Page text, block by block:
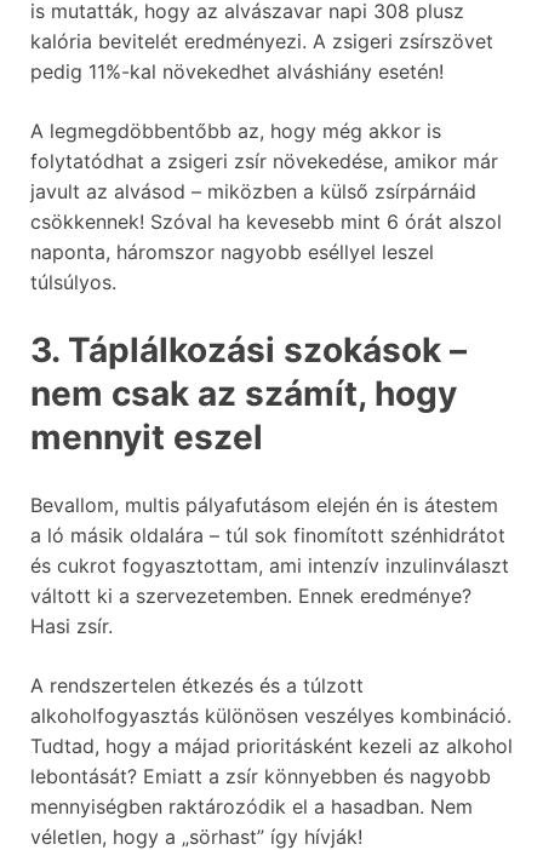
is mutatták, hogy az alvászavar napi 308 plusz
kalória bevitelét eredményezi. A zsigeri zsírszövet
pedig 11%-kal növekedhet alváshiány esetén!
A legmegdöbbentőbb az, hogy még akkor is
folytatódhat a zsigeri zsír növekedése, amikor már
javult az alvásod – miközben a külső zsírpárnáid
csökkennek! Szóval ha kevesebb mint 6 órát alszol
naponta, háromszor nagyobb eséllyel leszel
túlsúlyos.
3. Táplálkozási szokások –
nem csak az számít, hogy
mennyit eszel
Bevallom, multis pályafutásom elején én is átestem
a ló másik oldalára – túl sok finomított szénhidrátot
és cukrot fogyasztottam, ami intenzív inzulinválaszt
váltott ki a szervezetemben. Ennek eredménye?
Hasi zsír.
A rendszertelen étkezés és a túlzott
alkoholfogyasztás különösen veszélyes kombináció.
Tudtad, hogy a májad prioritásként kezeli az alkohol
lebontását? Emiatt a zsír könnyebben és nagyobb
mennyiségben raktározódik el a hasadban. Nem
véletlen, hogy a „sörhast” így hívják!